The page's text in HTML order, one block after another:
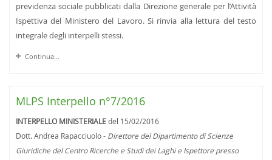
previdenza sociale pubblicati dalla Direzione generale per l’Attività
Ispettiva del Ministero del Lavoro. Si rinvia alla lettura del testo
integrale degli interpelli stessi.
Continua...
MLPS Interpello n°7/2016
INTERPELLO MINISTERIALEdel 15/02/2016
Dott. Andrea Rapacciuolo - Direttore del Dipartimento di Scienze
Giuridiche del Centro Ricerche e Studi dei Laghi e Ispettore presso